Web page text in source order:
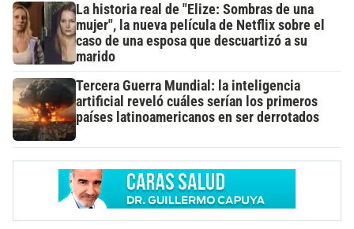
La historia real de "Elize: Sombras de una
mujer", la nueva película de Netflix sobre el
caso de una esposa que descuartizó a su
marido
Tercera Guerra Mundial: la inteligencia
artificial reveló cuáles serían los primeros
países latinoamericanos en ser derrotados